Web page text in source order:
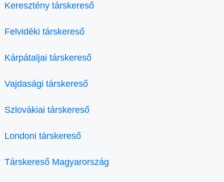
Keresztény társkereső
Felvidéki társkereső
Kárpátaljai társkereső
Vajdasági társkereső
Szlovákiai társkereső
Londoni társkereső
Társkereső Magyarország